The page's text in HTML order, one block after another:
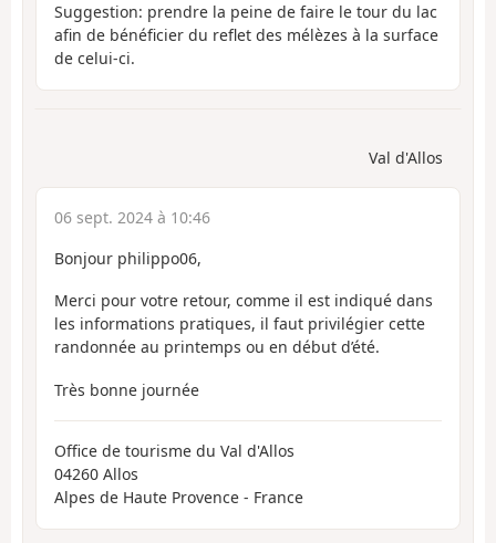
Suggestion: prendre la peine de faire le tour du lac
afin de bénéficier du reflet des mélèzes à la surface
de celui-ci.
Val d'Allos
06 sept. 2024 à 10:46
Bonjour philippo06,
Merci pour votre retour, comme il est indiqué dans
les informations pratiques, il faut privilégier cette
randonnée au printemps ou en début d’été.
Très bonne journée
Office de tourisme du Val d'Allos
04260 Allos
Alpes de Haute Provence - France